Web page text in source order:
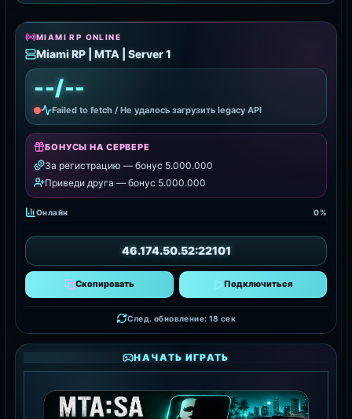
MIAMI RP ONLINE
Miami RP | MTA | Server 1
--/--
Failed to fetch / Не удалось загрузить legacy API
БОНУСЫ НА СЕРВЕРЕ
За регистрацию — бонус 5.000.000
Приведи друга — бонус 5.000.000
Онлайн 0%
46.174.50.52:22101
Скопировать Подключиться
След. обновление: 17 сек
НАЧАТЬ ИГРАТЬ